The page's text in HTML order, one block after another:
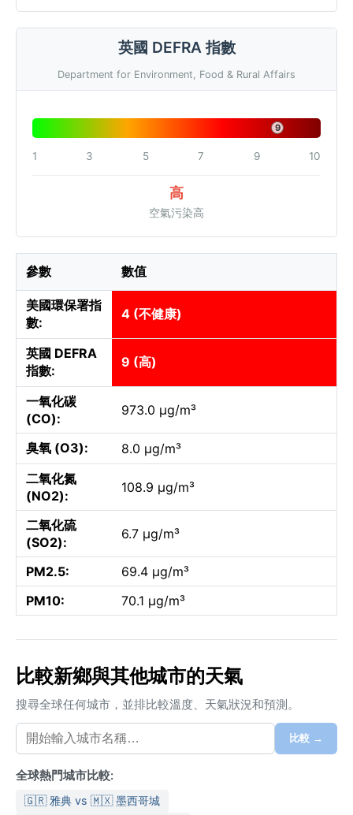
英國 DEFRA 指數
Department for Environment, Food & Rural Affairs
9
1 3 5 7 9 10
高
空氣污染高
參數 數值
美國環保署指
數:
4 (不健康)
英國 DEFRA
指數:
9 (高)
一氧化碳
(CO):
973.0 µg/m³
臭氧 (O3):
8.0 µg/m³
二氧化氮
(NO2):
108.9 µg/m³
二氧化硫
(SO2):
6.7 µg/m³
PM2.5:
69.4 µg/m³
PM10:
70.1 µg/m³
比較新鄉與其他城市的天氣
搜尋全球任何城市，並排比較溫度、天氣狀況和預測。
比較 →
全球熱門城市比較:
🇬🇷 雅典 vs 🇲🇽 墨西哥城